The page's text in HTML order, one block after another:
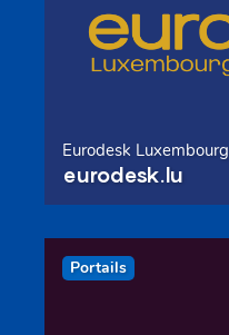
Eurodesk Luxembourg
eurodesk.lu
Portails